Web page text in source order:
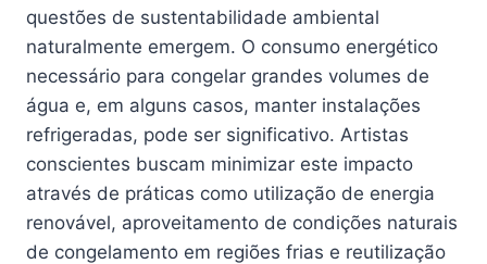
questões de sustentabilidade ambiental
naturalmente emergem. O consumo energético
necessário para congelar grandes volumes de
água e, em alguns casos, manter instalações
refrigeradas, pode ser significativo. Artistas
conscientes buscam minimizar este impacto
através de práticas como utilização de energia
renovável, aproveitamento de condições naturais
de congelamento em regiões frias e reutilização